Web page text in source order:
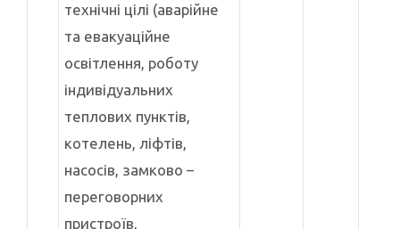
технічні цілі (аварійне
та евакуаційне
освітлення, роботу
індивідуальних
теплових пунктів,
котелень, ліфтів,
насосів, замково –
переговорних
пристроїв,